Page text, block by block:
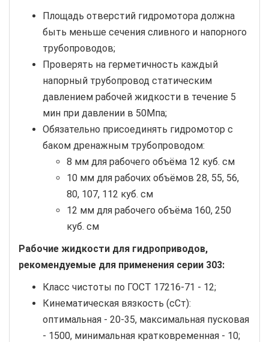
Площадь отверстий гидромотора должна
быть меньше сечения сливного и напорного
трубопроводов;
Проверять на герметичность каждый
напорный трубопровод статическим
давлением рабочей жидкости в течение 5
мин при давлении в 50Мпа;
Обязательно присоединять гидромотор с
баком дренажным трубопроводом:
8 мм для рабочего объёма 12 куб. см
10 мм для рабочих объёмов 28, 55, 56,
80, 107, 112 куб. см
12 мм для рабочего объёма 160, 250
куб. см
Рабочие жидкости для гидроприводов,
рекомендуемые для применения серии 303:
Класс чистоты по ГОСТ 17216-71 - 12;
Кинематическая вязкость (сСт):
оптимальная - 20-35, максимальная пусковая
- 1500, минимальная кратковременная - 10;